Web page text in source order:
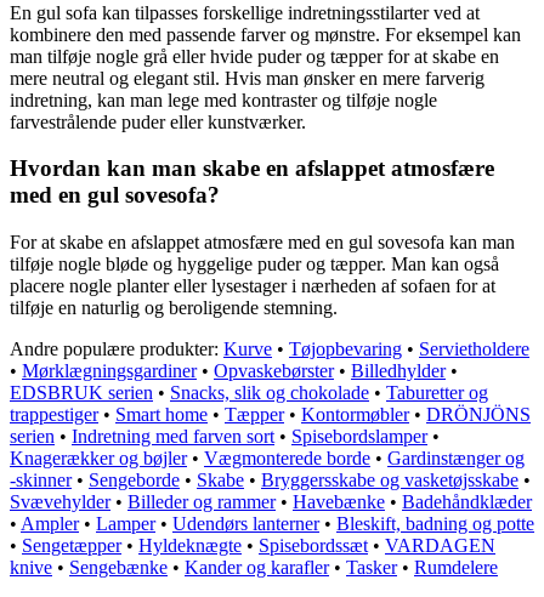
En gul sofa kan tilpasses forskellige indretningsstilarter ved at
kombinere den med passende farver og mønstre. For eksempel kan
man tilføje nogle grå eller hvide puder og tæpper for at skabe en
mere neutral og elegant stil. Hvis man ønsker en mere farverig
indretning, kan man lege med kontraster og tilføje nogle
farvestrålende puder eller kunstværker.
Hvordan kan man skabe en afslappet atmosfære
med en gul sovesofa?
For at skabe en afslappet atmosfære med en gul sovesofa kan man
tilføje nogle bløde og hyggelige puder og tæpper. Man kan også
placere nogle planter eller lysestager i nærheden af sofaen for at
tilføje en naturlig og beroligende stemning.
Andre populære produkter: Kurve • Tøjopbevaring • Servietholdere
• Mørklægningsgardiner• Opvaskebørster• Billedhylder•
EDSBRUK serien • Snacks, slik og chokolade • Taburetter og
trappestiger• Smart home • Tæpper• Kontormøbler• DRÖNJÖNS
serien • Indretning med farven sort • Spisebordslamper•
Knagerækker og bøjler• Vægmonterede borde • Gardinstænger og
-skinner• Sengeborde • Skabe • Bryggersskabe og vasketøjsskabe •
Svævehylder• Billeder og rammer• Havebænke • Badehåndklæder
• Ampler• Lamper• Udendørs lanterner• Bleskift, badning og potte
• Sengetæpper• Hyldeknægte • Spisebordssæt • VARDAGEN
knive • Sengebænke • Kander og karafler• Tasker• Rumdelere